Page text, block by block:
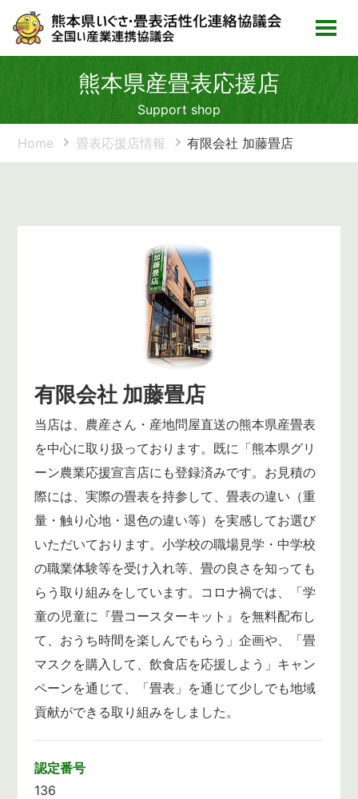
熊本県産畳表応援店
Support shop
Home 畳表応援店情報 有限会社 加藤畳店
有限会社 加藤畳店
当店は、農産さん・産地問屋直送の熊本県産畳表
を中心に取り扱っております。既に「熊本県グリ
ーン農業応援宣言店にも登録済みです。お見積の
際には、実際の畳表を持参して、畳表の違い（重
量・触り心地・退色の違い等）を実感してお選び
いただいております。小学校の職場見学・中学校
の職業体験等を受け入れ等、畳の良さを知っても
らう取り組みをしています。コロナ禍では、「学
童の児童に『畳コースターキット』を無料配布し
て、おうち時間を楽しんでもらう」企画や、「畳
マスクを購入して、飲食店を応援しよう」キャン
ペーンを通じて、「畳表」を通じて少しでも地域
貢献ができる取り組みをしました。
認定番号
136